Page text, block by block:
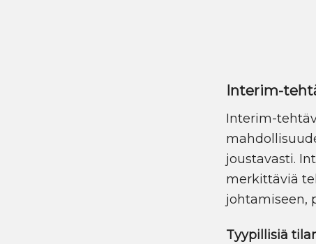
Interim-
Interim-
joustavasti.
merkittäviä
johtamiseen,
Tyypillisiä